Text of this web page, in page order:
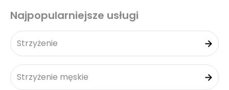
Najpopularniejsze usługi
Strzyżenie
Strzyżenie męskie